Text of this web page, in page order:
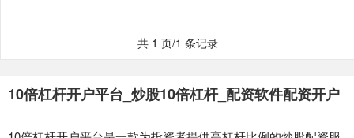
共 1 页/1 条记录
10倍杠杆开户平台_炒股10倍杠杆_配资软件配资开户